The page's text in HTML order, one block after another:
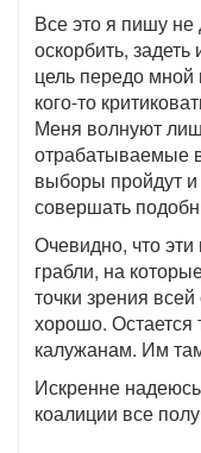
Все это я пишу не
оскорбить,
цель передо
кого-то
Меня волнуют
отрабатываемые
выборы пройдут и
совершать
Очевидно, что
грабли, на
точки зрения
хорошо. Остается
калужанам. Им
Искренне
коалиции все